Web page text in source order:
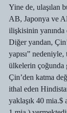
Yine de, ulaşılan
AB, Japonya ve
ilişkisinin yanında
Diğer yandan,
yapısı”
ülkelerin çoğunda
Çin’den katma
ithal eden
yaklaşık 40 mia.$